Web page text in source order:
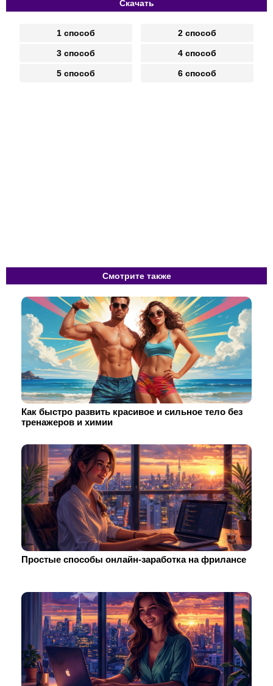
Скачать
1 способ 2 способ
3 способ 4 способ
5 способ 6 способ
Смотрите также
Как быстро развить красивое и сильное тело без
тренажеров и химии
Простые способы онлайн-заработка на фрилансе